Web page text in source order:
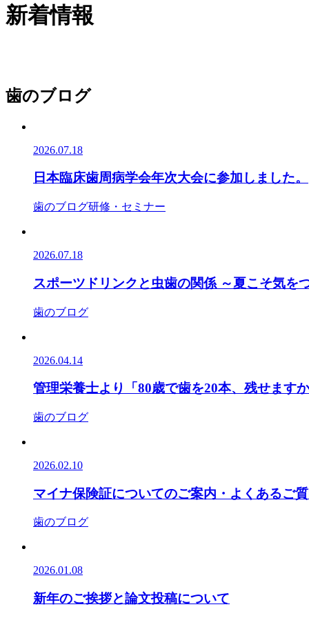
新着情報
歯のブログ
2026.07.18
日本臨床歯周病学会年次大会に参加しました。
歯のブログ研修・セミナー
2026.07.18
スポーツドリンクと虫歯の関係 ～夏こそ気を
歯のブログ
2026.04.14
管理栄養士より「80歳で歯を20本、残せますか
歯のブログ
2026.02.10
マイナ保険証についてのご案内・よくあるご
歯のブログ
2026.01.08
新年のご挨拶と論文投稿について